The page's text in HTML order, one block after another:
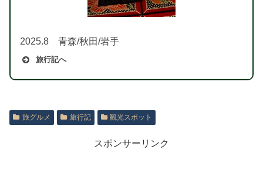
2025.8 青森/秋田/岩手
旅行記へ
旅グルメ 旅行記 観光スポット
スポンサーリンク